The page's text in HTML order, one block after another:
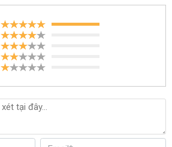
PA-75200 đạt tiêu chuẩn về thiết kế có
đối nhỏ gọn 182 x 61 x 123 cm. Dù có
kg nhưng việc di chuyển thiết bị vô
hệ thống bánh xe phía dưới, giúp người
sức đáng kể.
dẫn sử dụng là có thể sử dụng máy dễ